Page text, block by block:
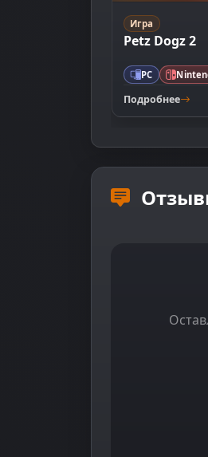
Игра
Petz Dogz 2
PC
Подробнее